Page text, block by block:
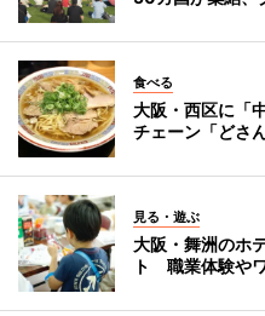
食べる
大阪・西区に「
チェーン「どさ
見る・遊ぶ
大阪・舞洲のホ
ト 職業体験や